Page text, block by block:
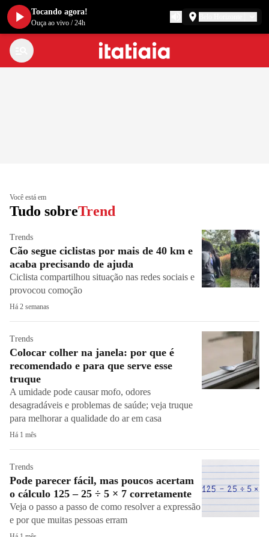
Você está em
Tudo sobreTrend
Trends
Cão segue ciclistas por mais de 40 km e
acaba precisando de ajuda
Ciclista compartilhou situação nas redes sociais e
provocou comoção
Há 2 semanas
Trends
Colocar colher na janela: por que é
recomendado e para que serve esse
truque
A umidade pode causar mofo, odores
desagradáveis ​​e problemas de saúde; veja truque
para melhorar a qualidade do ar em casa
Há 1 mês
Trends
Pode parecer fácil, mas poucos acertam
o cálculo 125 – 25 ÷ 5 × 7 corretamente
Veja o passo a passo de como resolver a expressão
e por que muitas pessoas erram
Tocando agora!
Ouça ao vivo /24h